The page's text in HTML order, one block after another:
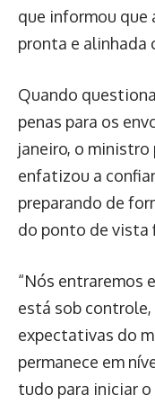
que informou que
pronta e alinhada
Quando
penas para os
janeiro, o ministro
enfatizou a
preparando de
do ponto de vista
“Nós entraremos
está sob
expectativas do
permanece em
tudo para iniciar